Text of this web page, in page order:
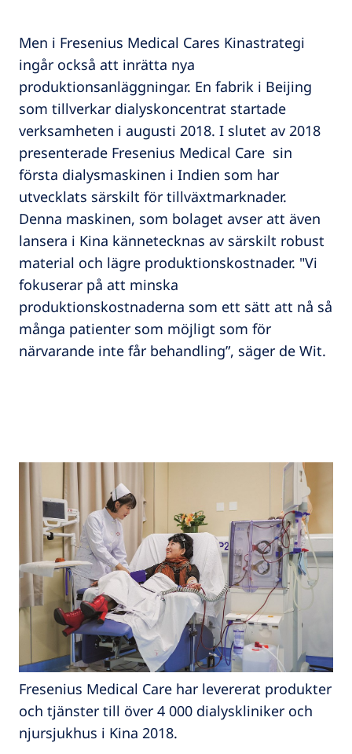
Men i Fresenius Medical Cares Kinastrategi
ingår också att inrätta nya
produktionsanläggningar. En fabrik i Beijing
som tillverkar dialyskoncentrat startade
verksamheten i augusti 2018. I slutet av 2018
presenterade Fresenius Medical Care sin
första dialysmaskinen i Indien som har
utvecklats särskilt för tillväxtmarknader.
Denna maskinen, som bolaget avser att även
lansera i Kina kännetecknas av särskilt robust
material och lägre produktionskostnader. "Vi
fokuserar på att minska
produktionskostnaderna som ett sätt att nå så
många patienter som möjligt som för
närvarande inte får behandling”, säger de Wit.
Fresenius Medical Care har levererat produkter
och tjänster till över 4 000 dialyskliniker och
njursjukhus i Kina 2018.